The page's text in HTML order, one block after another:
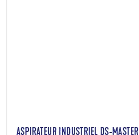
ASPIRATEUR INDUSTRIEL DS-MASTER